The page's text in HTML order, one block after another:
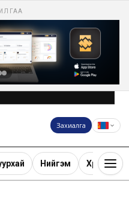
Захиалга
Нийгэм Хөрөнгө